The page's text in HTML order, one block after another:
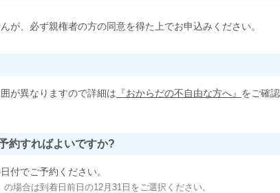
が、必ず親権者の方の同意を得た上でお申込みください。
が異なりますので詳細は 『おからだの不自由な方へ』 をご確
約すればよいですか?
付でご予約ください。
場合は到着日前日の12月31日をご選択ください。